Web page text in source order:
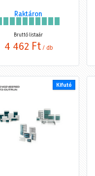
Raktáron
Bruttó listaár
4 462 Ft / db
Kifutó